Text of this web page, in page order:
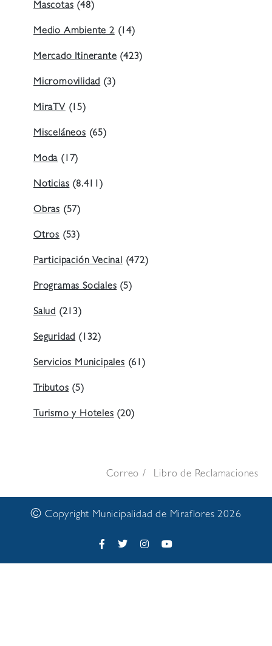
Mascotas (48)
Medio Ambiente 2(14)
Mercado Itinerante (423)
Micromovilidad (3)
MiraTV (15)
Misceláneos (65)
Moda (17)
Noticias (8.411)
Obras (57)
Otros (53)
Participación Vecinal (472)
Programas Sociales (5)
Salud (213)
Seguridad (132)
Servicios Municipales (61)
Tributos (5)
Turismo y Hoteles (20)
Correo Libro de Reclamaciones
© Copyright Municipalidad de Miraflores 2026